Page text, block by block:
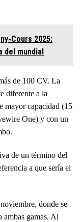
Cours 2025:
mundial
de 100 CV. La
diferente a la
mayor capacidad (15
One) y con un
de un término del
a que sería el
donde se
ambas gamas. Al